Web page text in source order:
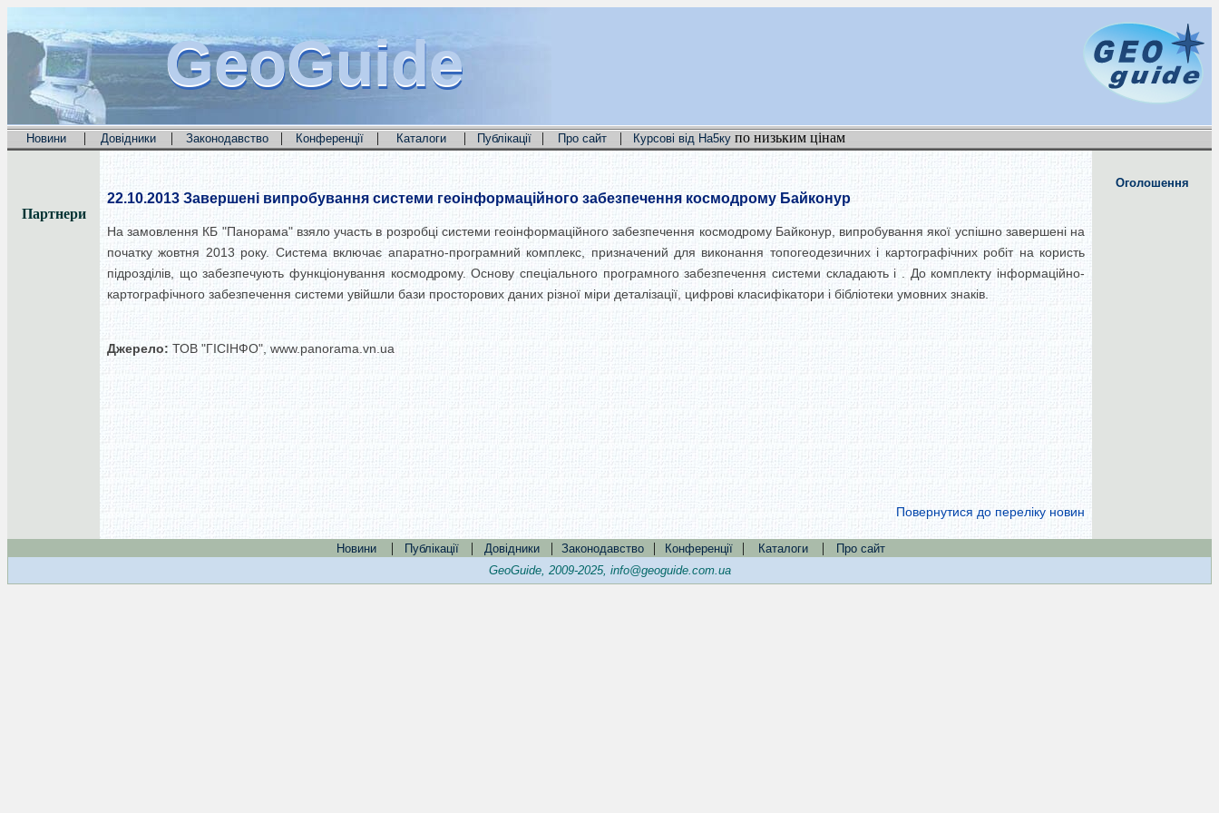
GeoGuide
GeoGuide
GeoGuide
Новини | Довідники | Законодавство | Конференції | Каталоги | Публікації | Про сайт | Курсові від На5ку по низьким цінам
Партнери
22.10.2013 Завершені випробування системи геоінформаційного забезпечення космодрому Байконур
На замовлення КБ "Панорама" взяло участь в розробці системи геоінформаційного забезпечення космодрому Байконур, випробування якої успішно завершені на
початку жовтня 2013 року. Система включає апаратно-програмний комплекс, призначений для виконання топогеодезичних і картографічних робіт на користь
підрозділів, що забезпечують функціонування космодрому. Основу спеціального програмного забезпечення системи складають і . До комплекту інформаційно-
картографічного забезпечення системи увійшли бази просторових даних різної міри деталізації, цифрові класифікатори і бібліотеки умовних знаків.
Джерело: ТОВ "ГІСІНФО", www.panorama.vn.ua
Повернутися до переліку новин
Оголошення
Новини | Публікації | Довідники | Законодавство | Конференції | Каталоги |
Про сайт
GeoGuide, 2009-2025, info@geoguide.com.ua